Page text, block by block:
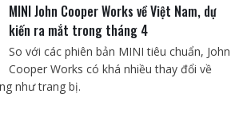
MINI John Cooper Works về Việt Nam, dự
kiến ra mắt trong tháng 4
So với các phiên bản MINI tiêu chuẩn, John
Cooper Works có khá nhiều thay đổi về
như trang bị.